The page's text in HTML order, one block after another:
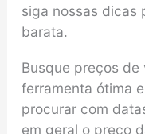
siga nossas dicas
barata.
Busque preços de
ferramenta ótima
procurar com
em geral o preço